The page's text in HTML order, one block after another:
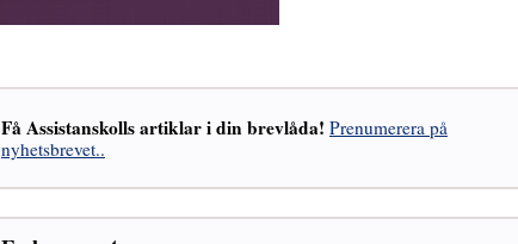
Få Assistanskolls artiklar i din brevlåda! Prenumerera på
nyhetsbrevet..